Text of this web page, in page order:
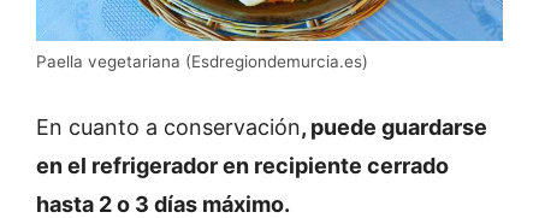
Paella vegetariana (Esdregiondemurcia.es)
En cuanto a conservación, puede guardarse
en el refrigerador en recipiente cerrado
hasta 2 o 3 días máximo.